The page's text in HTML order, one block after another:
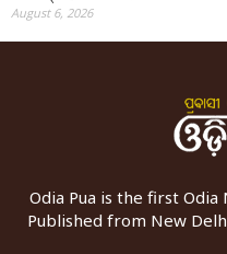
August 6, 2026
Odia Pua is the first
Published from New